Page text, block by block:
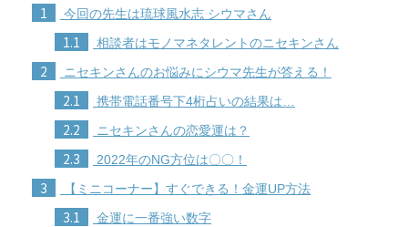
1 今回の先生は琉球風水志 シウマさん
1.1 相談者はモノマネタレントのニセキンさん
2 ニセキンさんのお悩みにシウマ先生が答える！
2.1 携帯電話番号下4桁占いの結果は…
2.2 ニセキンさんの恋愛運は？
2.3 2022年のNG方位は〇〇！
3 【ミニコーナー】すぐできる！金運UP方法
3.1 金運に一番強い数字